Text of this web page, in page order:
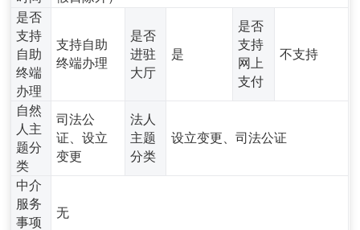
是否
支持
自助
终端
办理
支持自助
终端办理
是否
进驻
大厅
是
是否
支持
网上
支付
不支持
自然
人主
题分
类
司法公
证、设立
变更
法人
主题
分类
设立变更、司法公证
中介
服务
事项
无